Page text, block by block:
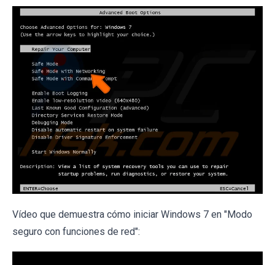
Vídeo que demuestra cómo iniciar Windows 7 en "Modo
seguro con funciones de red":